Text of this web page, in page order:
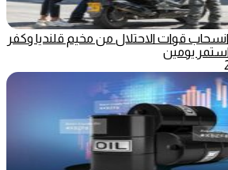
قوات الاحتلال من مخيم قلنديا وكفر
يومين